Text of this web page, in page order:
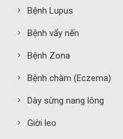
Bệnh Lupus
Bệnh vẩy nến
Bệnh Zona
Bệnh chàm (Eczema)
Dày sừng nang lông
Giời leo